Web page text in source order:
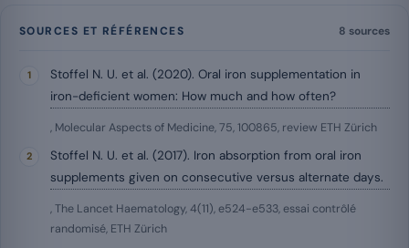
SOURCES ET RÉFÉRENCES 8 sources
Stoffel N. U. et al. (2020). Oral iron supplementation in
iron-deficient women: How much and how often?
, Molecular Aspects of Medicine, 75, 100865, review ETH Zürich
Stoffel N. U. et al. (2017). Iron absorption from oral iron
supplements given on consecutive versus alternate days.
, The Lancet Haematology, 4(11), e524-e533, essai contrôlé
randomisé, ETH Zürich